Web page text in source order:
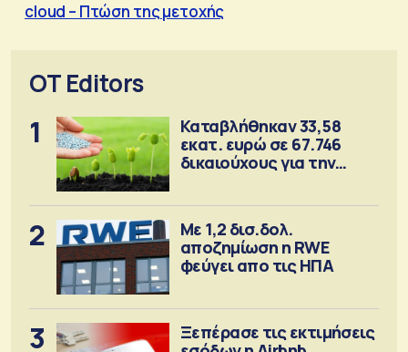
cloud – Πτώση της μετοχής
OT Editors
1
Καταβλήθηκαν 33,58
εκατ. ευρώ σε 67.746
δικαιούχους για την
2
Με 1,2 δισ.δολ.
αποζημίωση η RWE
φεύγει απο τις ΗΠΑ
3
Ξεπέρασε τις εκτιμήσεις